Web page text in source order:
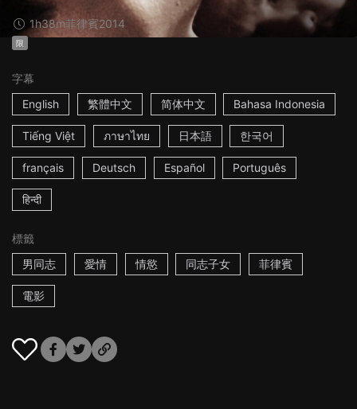
1h38m菲律賓2014
限
字幕
English
繁體中文 简体中文 Bahasa Indonesia
Tiếng Việt ภาษาไทย 日本語 한국어
français Deutsch Español Português
हिन्दी
標籤
男同志
愛情 情慾 同志子女 菲律賓
電影